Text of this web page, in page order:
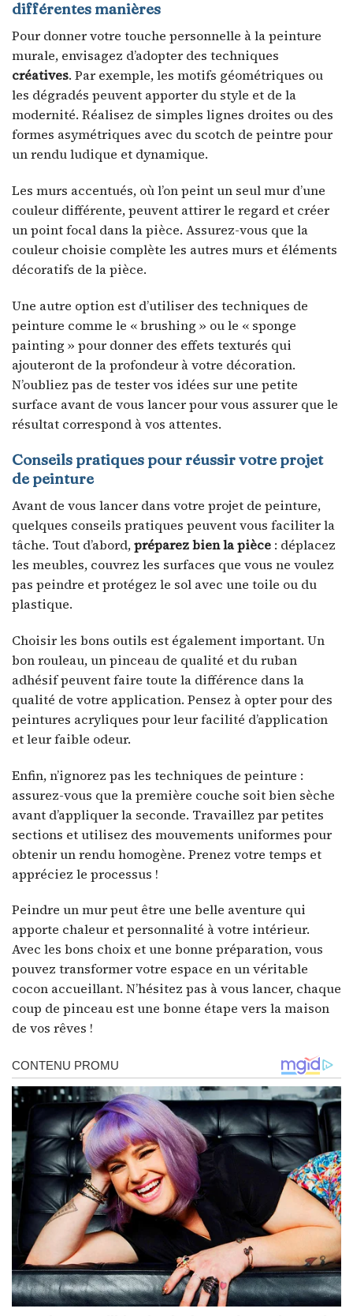
différentes manières
Pour donner votre touche personnelle à la peinture
murale, envisagez d’adopter des techniques
créatives. Par exemple, les motifs géométriques ou
les dégradés peuvent apporter du style et de la
modernité. Réalisez de simples lignes droites ou des
formes asymétriques avec du scotch de peintre pour
un rendu ludique et dynamique.
Les murs accentués, où l’on peint un seul mur d’une
couleur différente, peuvent attirer le regard et créer
un point focal dans la pièce. Assurez-vous que la
couleur choisie complète les autres murs et éléments
décoratifs de la pièce.
Une autre option est d’utiliser des techniques de
peinture comme le « brushing » ou le « sponge
painting » pour donner des effets texturés qui
ajouteront de la profondeur à votre décoration.
N’oubliez pas de tester vos idées sur une petite
surface avant de vous lancer pour vous assurer que le
résultat correspond à vos attentes.
Conseils pratiques pour réussir votre projet
de peinture
Avant de vous lancer dans votre projet de peinture,
quelques conseils pratiques peuvent vous faciliter la
tâche. Tout d’abord,préparez bien la pièce : déplacez
les meubles, couvrez les surfaces que vous ne voulez
pas peindre et protégez le sol avec une toile ou du
plastique.
Choisir les bons outils est également important. Un
bon rouleau, un pinceau de qualité et du ruban
adhésif peuvent faire toute la différence dans la
qualité de votre application. Pensez à opter pour des
peintures acryliques pour leur facilité d’application
et leur faible odeur.
Enfin, n’ignorez pas les techniques de peinture :
assurez-vous que la première couche soit bien sèche
avant d’appliquer la seconde. Travaillez par petites
sections et utilisez des mouvements uniformes pour
obtenir un rendu homogène. Prenez votre temps et
appréciez le processus !
Peindre un mur peut être une belle aventure qui
apporte chaleur et personnalité à votre intérieur.
Avec les bons choix et une bonne préparation, vous
pouvez transformer votre espace en un véritable
cocon accueillant. N’hésitez pas à vous lancer, chaque
coup de pinceau est une bonne étape vers la maison
de vos rêves !